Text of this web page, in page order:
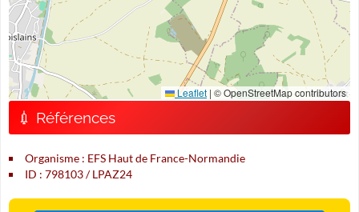
Leaflet | © OpenStreetMap contributors
💉 Références
Organisme : EFS Haut de France-Normandie
ID : 798103 / LPAZ24